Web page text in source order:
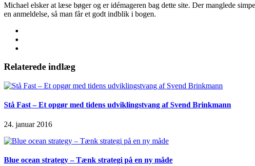
Michael elsker at læse bøger og er idémageren bag dette site. Der manglede
en anmeldelse, så man får et godt indblik i bogen.
Relaterede indlæg
Stå Fast – Et opgør med tidens udviklingstvang af Svend Brinkmann
24. januar 2016
Blue ocean strategy – Tænk strategi på en ny måde